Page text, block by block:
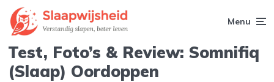
Menu
Test, Foto’s & Review: Somnifiq
(Slaap) Oordoppen